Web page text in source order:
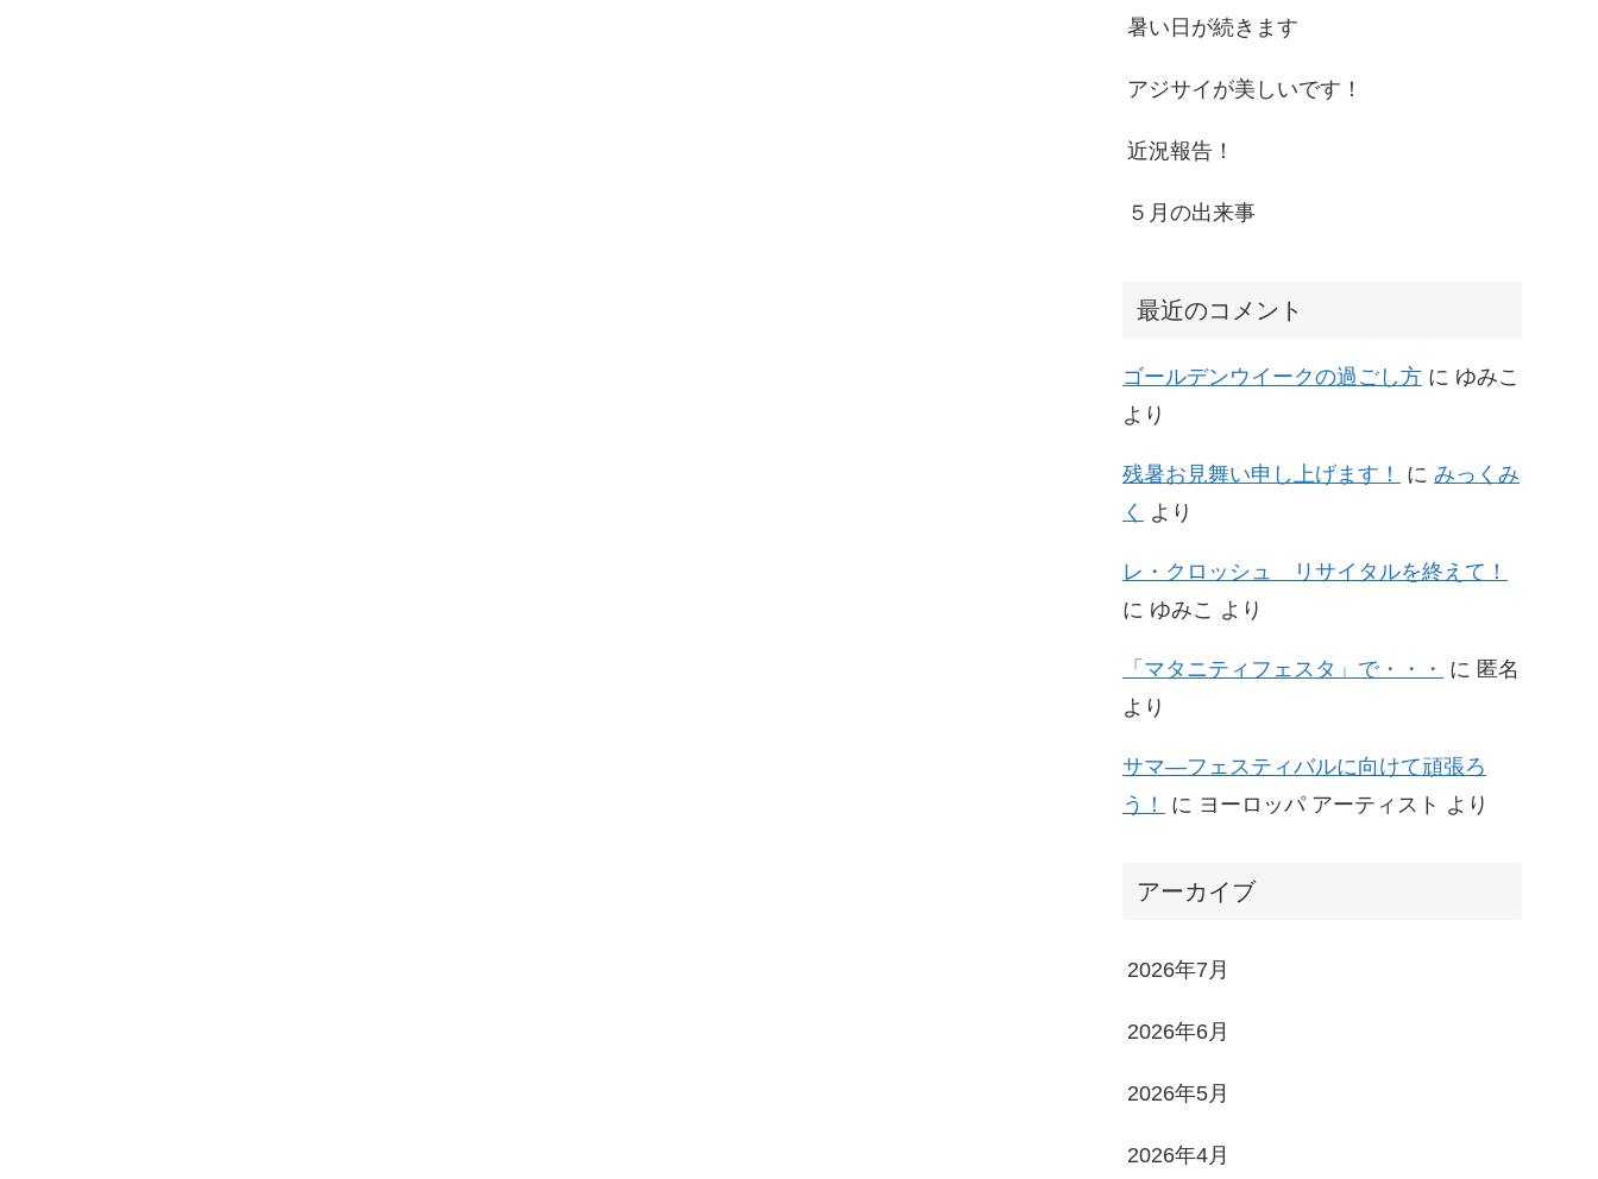
暑い日が続きます
アジサイが美しいです！
近況報告！
５月の出来事
最近のコメント
ゴールデンウイークの過ごし方 に ゆみこ
より
残暑お見舞い申し上げます！ に みっくみ
く
より
レ・クロッシュ リサイタルを終えて！
に ゆみこ より
「マタニティフェスタ」で・・・ に 匿名
より
サマ―フェスティバルに向けて頑張ろ
う！
に ヨーロッパ アーティスト より
アーカイブ
2026年7月
2026年6月
2026年5月
2026年4月